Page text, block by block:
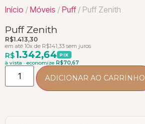
Início / Móveis / Puff/ Puff Zenith
Puff Zenith
R$1.413,30
em até 10x de R$141,33 sem juros
R$1.342,64 PIX
à vista · economize R$70,67
ADICIONAR AO CARRINHO